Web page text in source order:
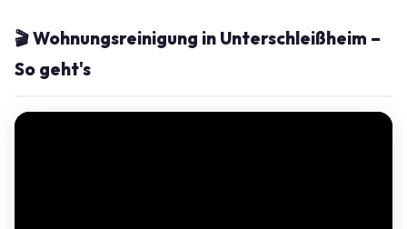
🎬 Wohnungsreinigung in Unterschleißheim –
So geht's